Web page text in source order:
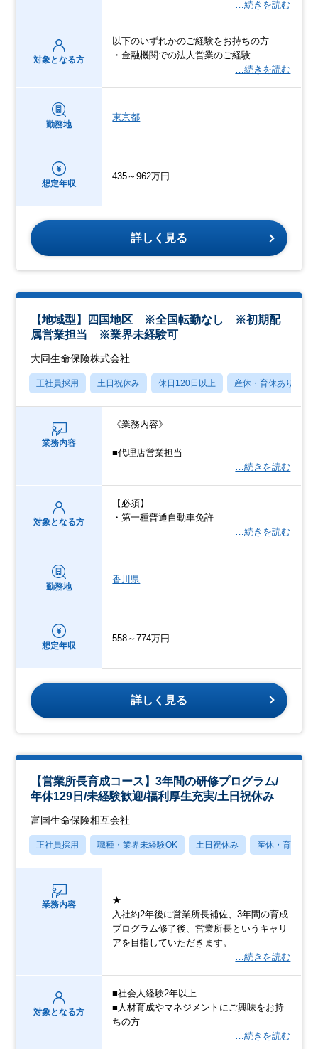
…続きを読む
対象となる方
以下のいずれかのご経験をお持ちの方
・金融機関での法人営業のご経験
…続きを読む
勤務地
東京都
想定年収
435～962万円
詳しく見る
【地域型】四国地区 ※全国転勤なし ※初期配
属営業担当 ※業界未経験可
大同生命保険株式会社
正社員採用 土日祝休み 休日120日以上 産休・育休あり
業務内容
《業務内容》
■代理店営業担当
…続きを読む
対象となる方
【必須】
・第一種普通自動車免許
…続きを読む
勤務地
香川県
想定年収
558～774万円
詳しく見る
【営業所長育成コース】3年間の研修プログラム/
年休129日/未経験歓迎/福利厚生充実/土日祝休み
富国生命保険相互会社
正社員採用 職種・業界未経験OK 土日祝休み 産休・育休あり
業務内容
★
入社約2年後に営業所長補佐、3年間の育成
プログラム修了後、営業所長というキャリ
アを目指していただきます。
…続きを読む
対象となる方
■社会人経験2年以上
■人材育成やマネジメントにご興味をお持
ちの方
…続きを読む